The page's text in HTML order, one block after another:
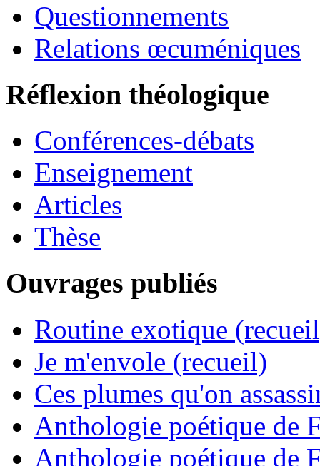
Questionnements
Relations œcuméniques
Réflexion théologique
Conférences-débats
Enseignement
Articles
Thèse
Ouvrages publiés
Routine exotique
Je m'envole (recueil)
Ces plumes qu'on
Anthologie poétique de
Anthologie poétique de